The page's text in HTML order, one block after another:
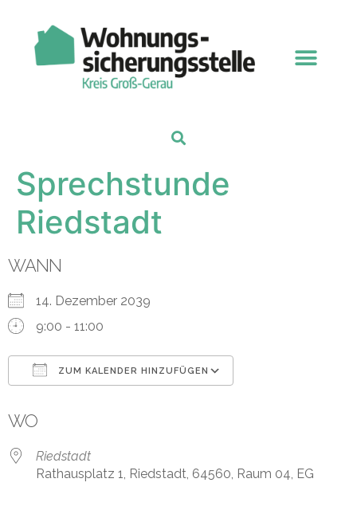
Sprechstunde
Riedstadt
WANN
14. Dezember 2039
9:00 - 11:00
ZUM KALENDER HINZUFÜGEN
WO
Riedstadt
Rathausplatz 1, Riedstadt, 64560, Raum 04, EG